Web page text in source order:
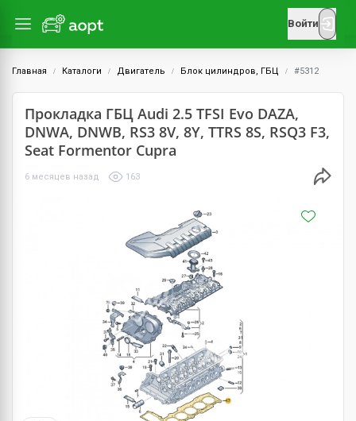
Войти
Главная Каталоги Двигатель Блок цилиндров, ГБЦ #5312
Прокладка ГБЦ Audi 2.5 TFSI Evo DAZA,
DNWA, DNWB, RS3 8V, 8Y, TTRS 8S, RSQ3 F3,
Seat Formentor Cupra
6 месяцев назад 163